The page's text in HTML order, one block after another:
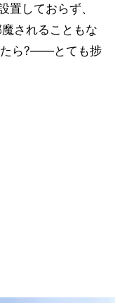
置しておらず、
されることもな
たら?――とても捗